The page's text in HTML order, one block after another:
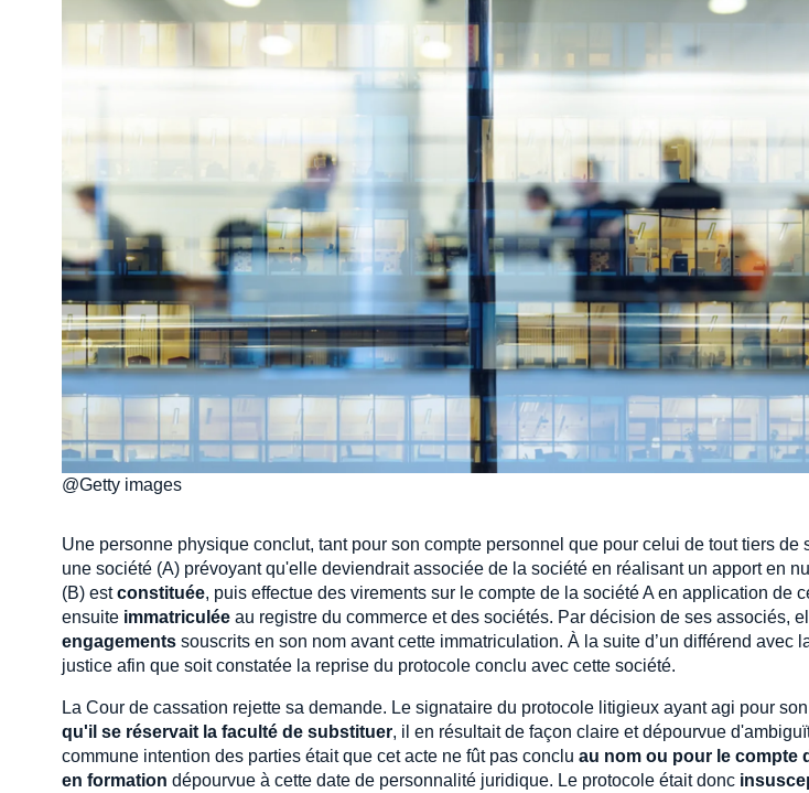
@Getty images
Une personne physique conclut, tant pour son compte personnel que pour celui de tout tiers de
une société (A) prévoyant qu'elle deviendrait associée de la société en réalisant un apport en
(B) estconstituée, puis effectue des virements sur le compte de la société A en application de
ensuite immatriculée au registre du commerce et des sociétés. Par décision de ses associés,
engagements souscrits en son nom avant cette immatriculation. À la suite d’un différend avec
justice afin que soit constatée la reprise du protocole conclu avec cette société.
La Cour de cassation rejette sa demande. Le signataire du protocole litigieux ayant agi pour
qu'il se réservait la faculté de substituer, il en résultait de façon claire et dépourvue
commune intention des parties était que cet acte ne fût pas conclu au nom ou pour le compte
en formation dépourvue à cette date de personnalité juridique. Le protocole était donc